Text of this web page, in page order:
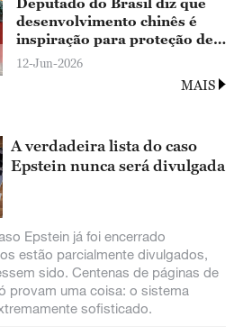
desenvolvimento chinês é
inspiração para proteção de
direitos humanos
12-Jun-2026
MAIS
A verdadeira lista do caso
Epstein nunca será divulgada
Epstein já foi encerrado
estão parcialmente divulgados,
sido. Centenas de páginas de
provam uma coisa: o sistema
sofisticado.